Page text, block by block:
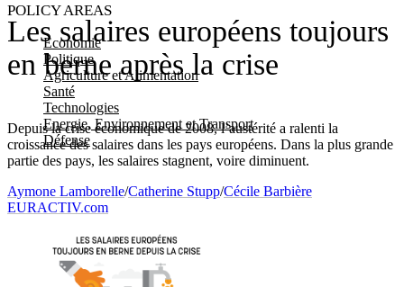
POLICY AREAS
Economie
Politique
Agriculture et Alimentation
Santé
Technologies
Energie, Environnement et Transport
Défense
Les salaires européens toujours
en berne après la crise
Depuis la crise économique de 2008, l’austérité a ralenti la
croissance des salaires dans les pays européens. Dans la plus grande
partie des pays, les salaires stagnent, voire diminuent.
Aymone Lamborelle/Catherine Stupp/Cécile Barbière
EURACTIV.com